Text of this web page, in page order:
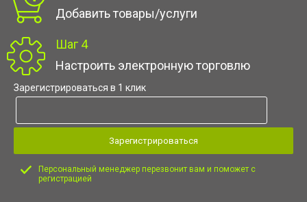
Добавить товары/услуги
Шаг 4
Настроить электронную торговлю
Зарегистрироваться в 1 клик
Зарегистрироваться
Персональный менеджер перезвонит вам и поможет с
регистрацией